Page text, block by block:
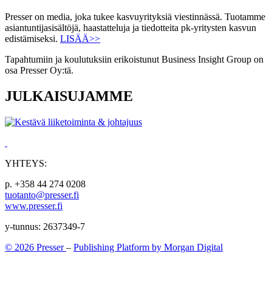
Presser on media, joka tukee kasvuyrityksiä viestinnässä. Tuotamme
asiantuntijasisältöjä, haastatteluja ja tiedotteita pk-yritysten kasvun
edistämiseksi. LISÄÄ>>
Tapahtumiin ja koulutuksiin erikoistunut Business Insight Group on
osa Presser Oy:tä.
JULKAISUJAMME
YHTEYS:
p. +358 44 274 0208
tuotanto@presser.fi
www.presser.fi
y-tunnus: 2637349-7
© 2026 Presser– Publishing Platform by Morgan Digital